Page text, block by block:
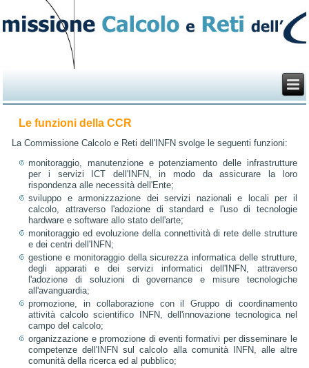
Le funzioni della CCR
La Commissione Calcolo e Reti dell'INFN svolge le seguenti funzioni:
monitoraggio, manutenzione e potenziamento delle infrastrutture
per i servizi ICT dell'INFN, in modo da assicurare la loro
rispondenza alle necessità dell'Ente;
sviluppo e armonizzazione dei servizi nazionali e locali per il
calcolo, attraverso l'adozione di standard e l'uso di tecnologie
hardware e software allo stato dell'arte;
monitoraggio ed evoluzione della connettività di rete delle strutture
e dei centri dell'INFN;
gestione e monitoraggio della sicurezza informatica delle strutture,
degli apparati e dei servizi informatici dell'INFN, attraverso
l'adozione di soluzioni di governance e misure tecnologiche
all'avanguardia;
promozione, in collaborazione con il Gruppo di coordinamento
attività calcolo scientifico INFN, dell'innovazione tecnologica nel
campo del calcolo;
organizzazione e promozione di eventi formativi per disseminare le
competenze dell'INFN sul calcolo alla comunità INFN, alle altre
comunità della ricerca ed al pubblico;